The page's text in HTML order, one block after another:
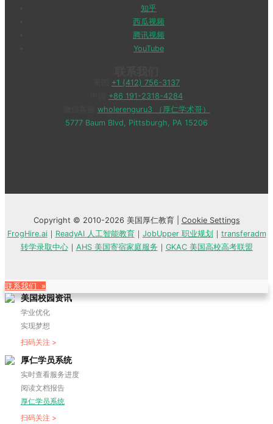
知乎
西瓜视频
腾讯视频
YouTube
+1 (412) 756-3137
+86 191-2318-4284
wholerenguru3 （厚仁学术哥）
5777 Baum Blvd, Pittsburgh, PA 15206
Copyright © 2010-2026 美国厚仁教育 | Cookie Settings
FrogHire.ai｜ ReadyAI 人工智能教育｜ JobUpper 职业规划 ｜ transferadm
转学录取中心｜ AHS 美国寄宿家庭服务 ｜ GKAC 美国高校高考联盟
联系我们 »
美国校园资讯
学业优化
实现梦想
扫码关注 >
厚仁学员系统
实时查看服务进度
阅读文档报告
厚仁学员系统
扫码关注 >